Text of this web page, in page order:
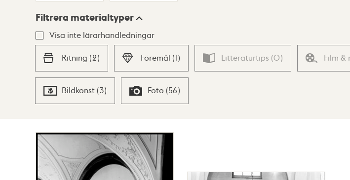
Lista Karta
Filtrera materialtyper
Visa inte lärarhandledningar
Ritning (2) Föremål (1) Litteraturtips (0) Film &
Bildkonst (3) Foto (56)